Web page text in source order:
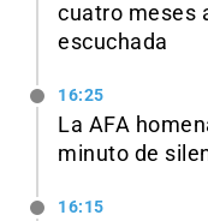
cuatro meses
escuchada
16:25
La AFA
minuto de
16:15